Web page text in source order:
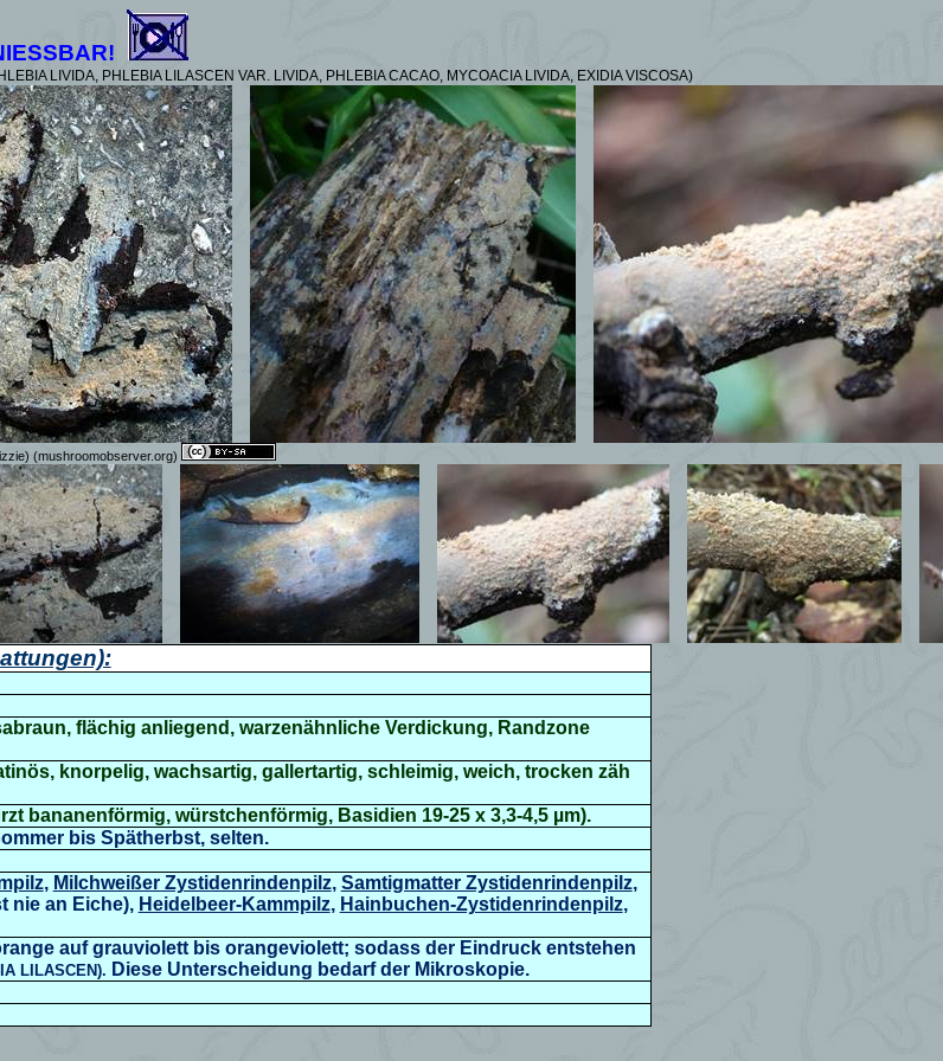
LIVIDA, PHLEBIA LILASCEN VAR. LIVIDA, PHLEBIA CACAO, MYCOACIA LIVIDA, EXIDIA VISCOSA)
(mushroomobserver.org)
flächig anliegend, warzenähnliche Verdickung, Randzone
knorpelig, wachsartig, gallertartig, schleimig, weich, trocken zäh
bananenförmig, würstchenförmig, Basidien 19-25 x 3,3-4,5 µm).
bis Spätherbst, selten.
, Milchweißer Zystidenrindenpilz, Samtigmatter Zystidenrindenpilz,
nie an Eiche), Heidelbeer-Kammpilz, Hainbuchen-Zystidenrindenpilz,
auf grauviolett bis orangeviolett; sodass der Eindruck entstehen
LILASCEN). Diese Unterscheidung bedarf der Mikroskopie.